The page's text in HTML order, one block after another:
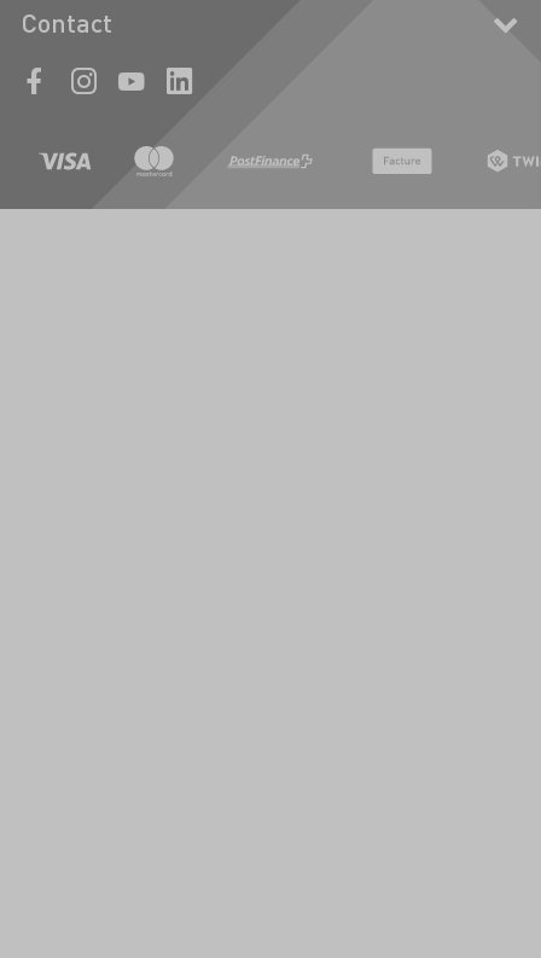
Contact